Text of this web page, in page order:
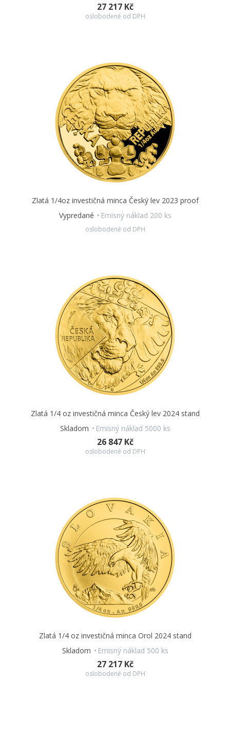
27 217 Kč
oslobodené od DPH
Zlatá 1/4oz investičná minca Český lev 2023 proof
Vypredané
Emisný náklad 200 ks
oslobodené od DPH
Zlatá 1/4 oz investičná minca Český lev 2024 stand
Skladom
Emisný náklad 5000 ks
26 847 Kč
oslobodené od DPH
Zlatá 1/4 oz investičná minca Orol 2024 stand
Skladom
Emisný náklad 500 ks
27 217 Kč
oslobodené od DPH